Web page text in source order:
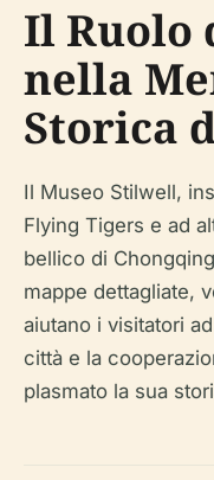
Il Ruolo
nella
Storica
Il Museo Stilwell,
Flying Tigers e ad
bellico di
mappe dettagliate,
aiutano i visitatori
città e la
plasmato la sua